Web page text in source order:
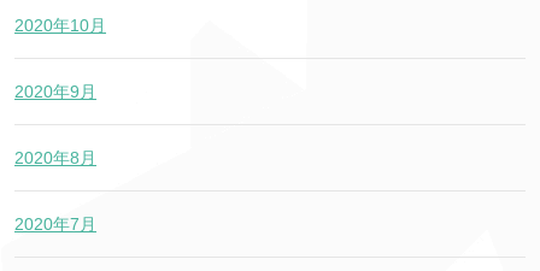
2020年10月
2020年9月
2020年8月
2020年7月